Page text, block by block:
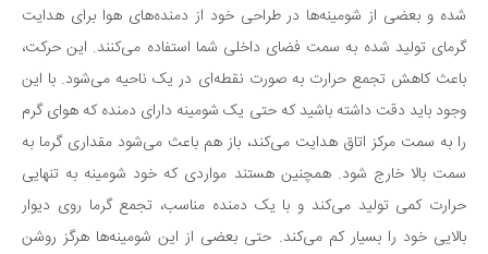
شده و بعضی از شومینه‌ها در طراحی خود از دمنده‌های هوا برای هدایت
گرمای تولید شده به سمت فضای داخلی شما استفاده می‌کنند. این حرکت،
باعث کاهش تجمع حرارت به صورت نقطه‌ای در یک ناحیه می‌شود. با این
وجود باید دقت داشته باشید که حتی یک شومینه دارای دمنده که هوای گرم
را به سمت مرکز اتاق هدایت می‌کند، باز هم باعث می‌شود مقداری گرما به
سمت بالا خارج شود. همچنین هستند مواردی که خود شومینه به تنهایی
حرارت کمی تولید می‌کند و با یک دمنده مناسب، تجمع گرما روی دیوار
بالایی خود را بسیار کم می‌کند. حتی بعضی از این شومینه‌ها هرگز روشن